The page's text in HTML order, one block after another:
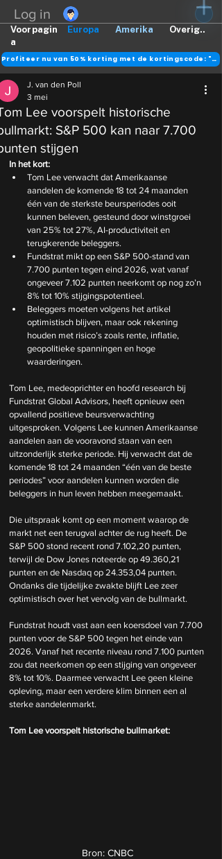
Log in
Europa Amerika Overig..
Voorpagin
a
Profiteer nu van 50% korting met de kortingscode: "DANK"
Lee voorspelt historische
S&P 500 kan naar 7.700
stijgen
J. van den Poll
3 mei
In het kort:
Tom Lee verwacht dat Amerikaanse
aandelen de komende 18 tot 24 maanden
één van de sterkste beursperiodes ooit
kunnen beleven, gesteund door winstgroei
van 25% tot 27%, AI-productiviteit en
terugkerende beleggers.
Fundstrat mikt op een S&P 500-stand van
7.700 punten tegen eind 2026, wat vanaf
ongeveer 7.102 punten neerkomt op nog zo’n
8% tot 10% stijgingspotentieel.
Beleggers moeten volgens het artikel
optimistisch blijven, maar ook rekening
houden met risico’s zoals rente, inflatie,
geopolitieke spanningen en hoge
waarderingen.
Tom Lee, medeoprichter en hoofd research bij
Fundstrat Global Advisors, heeft opnieuw een
opvallend positieve beursverwachting
uitgesproken. Volgens Lee kunnen Amerikaanse
aandelen aan de vooravond staan van een
uitzonderlijk sterke periode. Hij verwacht dat de
komende 18 tot 24 maanden “één van de beste
periodes” voor aandelen kunnen worden die
beleggers in hun leven hebben meegemaakt.
Die uitspraak komt op een moment waarop de
markt net een terugval achter de rug heeft. De
S&P 500 stond recent rond 7.102,20 punten,
terwijl de Dow Jones noteerde op 49.360,21
punten en de Nasdaq op 24.353,04 punten.
Ondanks die tijdelijke zwakte blijft Lee zeer
optimistisch over het vervolg van de bullmarkt.
Fundstrat houdt vast aan een koersdoel van 7.700
punten voor de S&P 500 tegen het einde van
2026. Vanaf het recente niveau rond 7.100 punten
zou dat neerkomen op een stijging van ongeveer
8% tot 10%. Daarmee verwacht Lee geen kleine
opleving, maar een verdere klim binnen een al
sterke aandelenmarkt.
Tom Lee voorspelt historische bullmarket:
Bron: CNBC